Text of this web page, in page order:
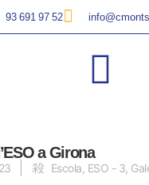
93 691 97 52
a Girona
Escola ESO - 3